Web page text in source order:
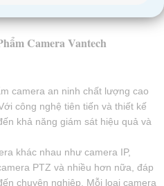
Camera Vantech
camera an ninh chất lượng cao
công nghệ tiên tiến và thiết kế
khả năng giám sát hiệu quả và
khác nhau như camera IP,
PTZ và nhiều hơn nữa, đáp
chuyên nghiệp. Mỗi loại camera